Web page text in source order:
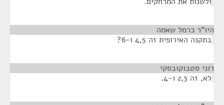
היו"ר כרמל שאמה
בתקנה האירופית זה 4,5 ו-6?
רוני סטבוקובסקי
לא, זה 2,3 ו-4.